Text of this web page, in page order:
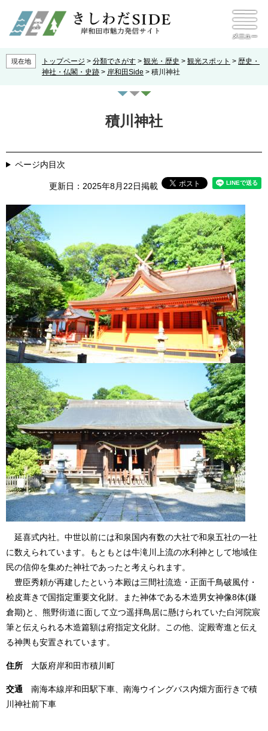
先
頭
現在地 トップページ > 分類でさがす > 観光・歴史 > 観光スポット > 歴史・
神社・仏閣・史跡 > 岸和田Side > 積川神社
積川神社
ページ内目次
更新日：2025年8月22日掲載
延喜式内社。中世以前には和泉国内有数の大社で和泉五社の一社
に数えられています。もともとは牛滝川上流の水利神として地域住
民の信仰を集めた神社であったと考えられます。
豊臣秀頼が再建したという本殿は三間社流造・正面千鳥破風付・
桧皮葺きで国指定重要文化財。また神体である木造男女神像8体(鎌
倉期)と、熊野街道に面して立つ遥拝鳥居に懸けられていた白河院宸
筆と伝えられる木造篇額は府指定文化財。この他、淀殿寄進と伝え
る神輿も安置されています。
住所 大阪府岸和田市積川町
交通 南海本線岸和田駅下車、南海ウイングバス内畑方面行きで積
川神社前下車